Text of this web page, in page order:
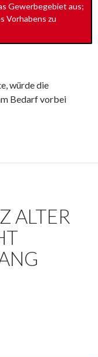
Gewerbegebiet aus;
Vorhabens zu
würde die
Bedarf vorbei
ALTER